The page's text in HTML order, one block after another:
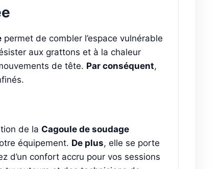
permet de combler l’espace vulnérable
aux grattons et à la chaleur
de tête. Par conséquent,
de la Cagoule de soudage
équipement. De plus, elle se porte
d’un confort accru pour vos sessions